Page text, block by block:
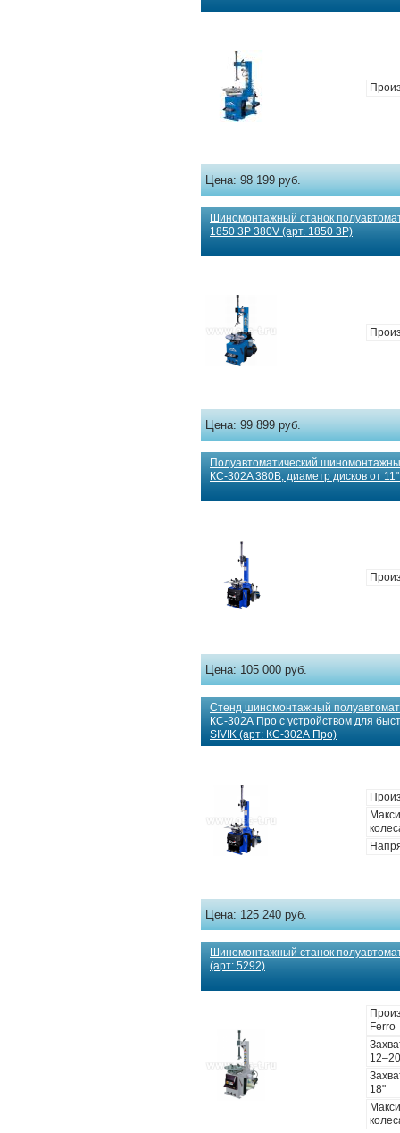
Цена:98 199 руб.
Шиномонтажный станок
1850 3P 380V (арт. 1850 3P)
Цена:99 899 руб.
Полуавтоматический
КС-302A 380В, диаметр дисков от
Цена:105 000 руб.
Стенд шиномонтажный
КС-302А Про с устройством для
SIVIK (арт: КС-302А Про)
Цена:125 240 руб.
Шиномонтажный станок
(арт: 5292)
Ferro
18"